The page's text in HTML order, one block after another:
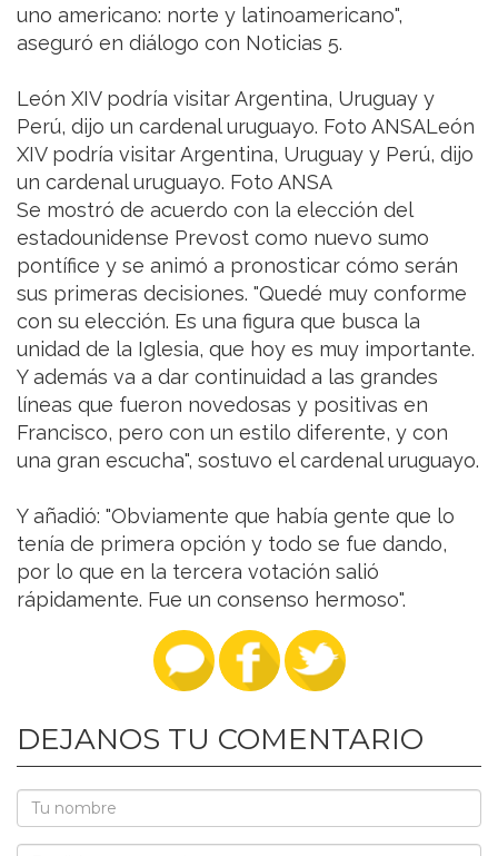
uno americano: norte y latinoamericano",
aseguró en diálogo con Noticias 5.
León XIV podría visitar Argentina, Uruguay y
Perú, dijo un cardenal uruguayo. Foto ANSALeón
XIV podría visitar Argentina, Uruguay y Perú, dijo
un cardenal uruguayo. Foto ANSA
Se mostró de acuerdo con la elección del
estadounidense Prevost como nuevo sumo
pontífice y se animó a pronosticar cómo serán
sus primeras decisiones. "Quedé muy conforme
con su elección. Es una figura que busca la
unidad de la Iglesia, que hoy es muy importante.
Y además va a dar continuidad a las grandes
líneas que fueron novedosas y positivas en
Francisco, pero con un estilo diferente, y con
una gran escucha", sostuvo el cardenal uruguayo.
Y añadió: "Obviamente que había gente que lo
tenía de primera opción y todo se fue dando,
por lo que en la tercera votación salió
rápidamente. Fue un consenso hermoso".
DEJANOS TU COMENTARIO